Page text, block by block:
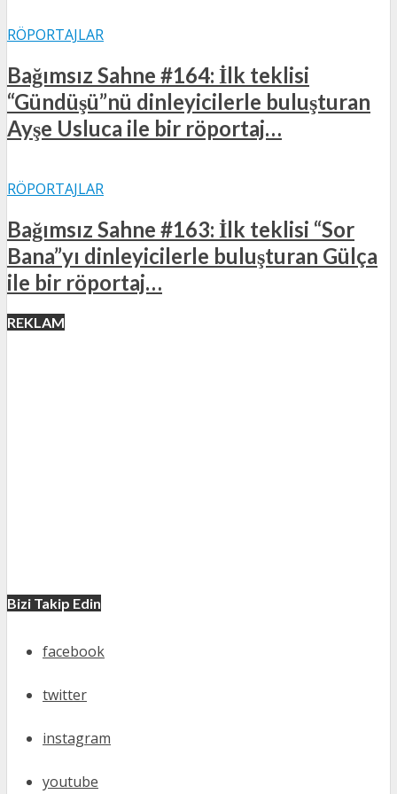
RÖPORTAJLAR
Bağımsız Sahne #164: İlk teklisi
“Gündüşü”nü dinleyicilerle buluşturan
Ayşe Usluca ile bir röportaj…
RÖPORTAJLAR
Bağımsız Sahne #163: İlk teklisi “Sor
Bana”yı dinleyicilerle buluşturan Gülça
ile bir röportaj…
REKLAM
Bizi Takip Edin
facebook
twitter
instagram
youtube